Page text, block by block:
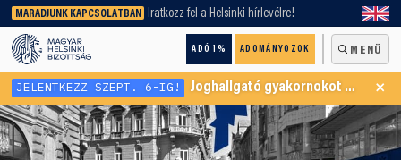
MARADJUNK KAPCSOLATBAN Iratkozz fel a Helsinki hírlevélre!
ADÓ 1% ADOMÁNYOZOK MENÜ
keresőnket!
JELENTKEZZ SZEPT. 6-IG! Joghallgató gyakornokot keresünk Menekültügyi Programunkba ×